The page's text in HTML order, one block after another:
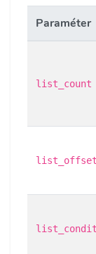
Paraméter
list_count
list_offset